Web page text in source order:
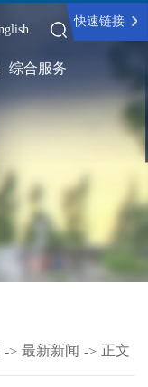
快速链接
综合服务
-> 最新新闻 -> 正文